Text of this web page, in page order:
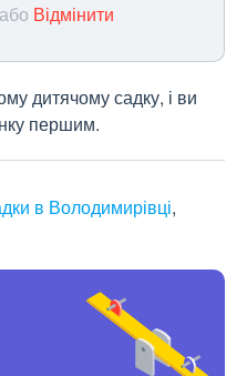
або Відмінити
дитячому садку, і ви
першим.
в Володимирівці,